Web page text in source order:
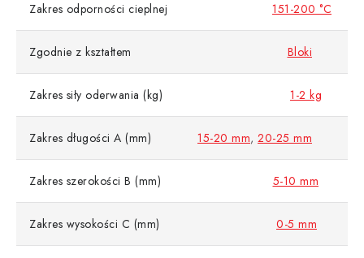
Zakres odporności cieplnej 151-200 °C
Zgodnie z kształtem Bloki
Zakres siły oderwania (kg) 1-2 kg
Zakres długości A (mm) 15-20 mm, 20-25 mm
Zakres szerokości B (mm) 5-10 mm
Zakres wysokości C (mm) 0-5 mm